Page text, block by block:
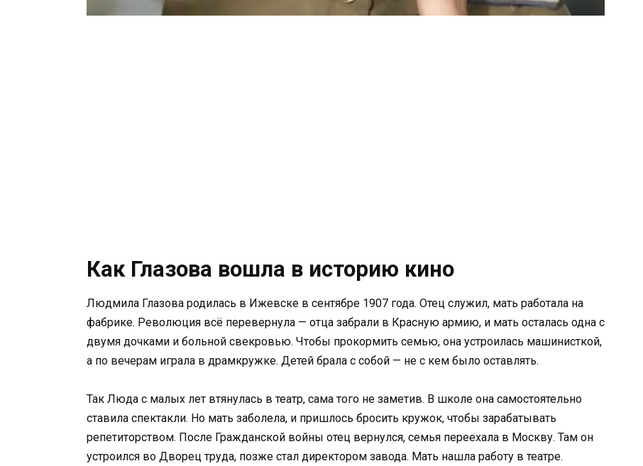
Как Глазова вошла в историю кино
Людмила Глазова родилась в Ижевске в сентябре 1907 года. Отец служил, мать работала на
фабрике. Революция всё перевернула — отца забрали в Красную армию, и мать осталась одна с
двумя дочками и больной свекровью. Чтобы прокормить семью, она устроилась машинисткой,
а по вечерам играла в драмкружке. Детей брала с собой — не с кем было оставлять.
Так Люда с малых лет втянулась в театр, сама того не заметив. В школе она самостоятельно
ставила спектакли. Но мать заболела, и пришлось бросить кружок, чтобы зарабатывать
репетиторством. После Гражданской войны отец вернулся, семья переехала в Москву. Там он
устроился во Дворец труда, позже стал директором завода. Мать нашла работу в театре.